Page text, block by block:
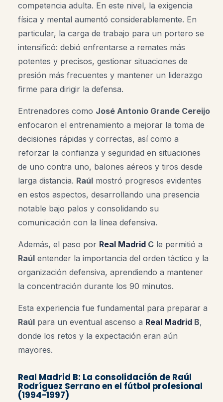
competencia adulta. En este nivel, la exigencia
física y mental aumentó considerablemente. En
particular, la carga de trabajo para un portero se
intensificó: debió enfrentarse a remates más
potentes y precisos, gestionar situaciones de
presión más frecuentes y mantener un liderazgo
firme para dirigir la defensa.
Entrenadores como José Antonio Grande Cereijo
enfocaron el entrenamiento a mejorar la toma de
decisiones rápidas y correctas, así como a
reforzar la confianza y seguridad en situaciones
de uno contra uno, balones aéreos y tiros desde
larga distancia. Raúl mostró progresos evidentes
en estos aspectos, desarrollando una presencia
notable bajo palos y consolidando su
comunicación con la línea defensiva.
Además, el paso por Real Madrid C le permitió a
Raúl entender la importancia del orden táctico y la
organización defensiva, aprendiendo a mantener
la concentración durante los 90 minutos.
Esta experiencia fue fundamental para preparar a
Raúl para un eventual ascenso a Real Madrid B,
donde los retos y la expectación eran aún
mayores.
Real Madrid B: La consolidación de Raúl
Rodríguez Serrano en el fútbol profesional
(1994-1997)